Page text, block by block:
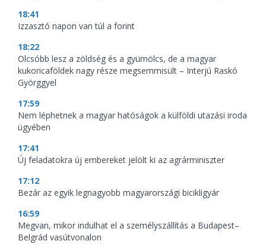
18:41
Izzasztó napon van túl a forint
18:22
Olcsóbb lesz a zöldség és a gyümölcs, de a magyar
kukoricaföldek nagy része megsemmisült – Interjú Raskó
Györggyel
17:59
Nem léphetnek a magyar hatóságok a külföldi utazási iroda
ügyében
17:41
Új feladatokra új embereket jelölt ki az agrárminiszter
17:12
Bezár az egyik legnagyobb magyarországi bicikligyár
16:59
Megvan, mikor indulhat el a személyszállítás a Budapest–
Belgrád vasútvonalon